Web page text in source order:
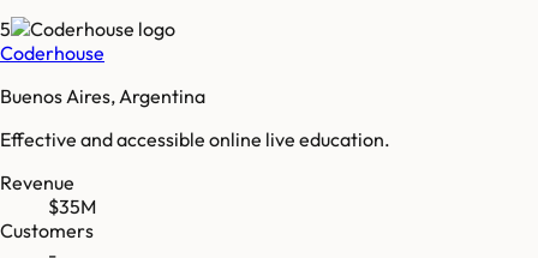
5
Coderhouse
Buenos Aires, Argentina
Effective and accessible online live education.
Revenue
$35M
Customers